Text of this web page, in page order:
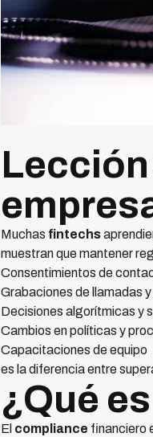
Muchas fintechs
muestran que mantener
Consentimientos de
Grabaciones de llamadas
Decisiones algorítmicas y
Cambios en políticas y
Capacitaciones de equipo
es la diferencia entre
¿Qué
El compliance financiero